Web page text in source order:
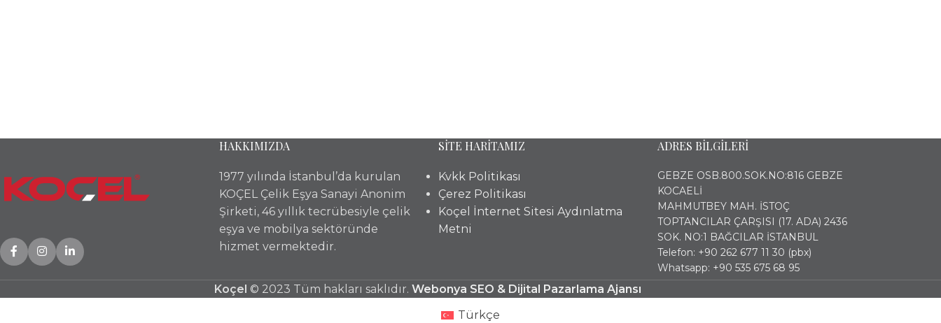
HAKKIMIZDA
1977 yılında İstanbul’da kurulan
KOÇEL Çelik Eşya Sanayi Anonim
Şirketi, 46 yıllık tecrübesiyle çelik
eşya ve mobilya sektöründe
hizmet vermektedir.
SİTE HARİTAMIZ
Kvkk Politikası
Çerez Politikası
Koçel İnternet Sitesi Aydınlatma
Metni
ADRES BİLGİLERİ
GEBZE OSB.800.SOK.NO:816 GEBZE
KOCAELİ
MAHMUTBEY MAH. İSTOÇ
TOPTANCILAR ÇARŞISI (17. ADA) 2436
SOK. NO:1 BAĞCILAR İSTANBUL
Telefon: +90 262 677 11 30 (pbx)
Whatsapp: +90 535 675 68 95
Koçel © 2023 Tüm hakları saklıdır. Webonya SEO & Dijital Pazarlama Ajansı
Türkçe